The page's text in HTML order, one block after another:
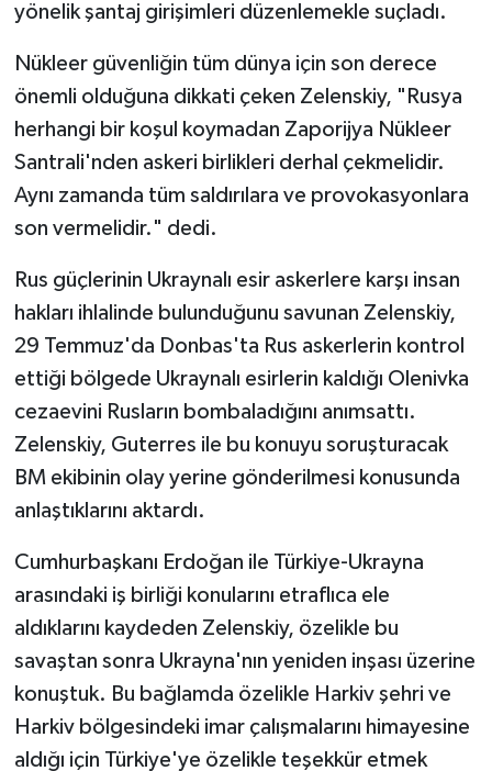
yönelik şantaj girişimleri düzenlemekle suçladı.
Nükleer güvenliğin tüm dünya için son derece
önemli olduğuna dikkati çeken Zelenskiy, "Rusya
herhangi bir koşul koymadan Zaporijya Nükleer
Santrali'nden askeri birlikleri derhal çekmelidir.
Aynı zamanda tüm saldırılara ve provokasyonlara
son vermelidir." dedi.
Rus güçlerinin Ukraynalı esir askerlere karşı insan
hakları ihlalinde bulunduğunu savunan Zelenskiy,
29 Temmuz'da Donbas'ta Rus askerlerin kontrol
ettiği bölgede Ukraynalı esirlerin kaldığı Olenivka
cezaevini Rusların bombaladığını anımsattı.
Zelenskiy, Guterres ile bu konuyu soruşturacak
BM ekibinin olay yerine gönderilmesi konusunda
anlaştıklarını aktardı.
Cumhurbaşkanı Erdoğan ile Türkiye-Ukrayna
arasındaki iş birliği konularını etraflıca ele
aldıklarını kaydeden Zelenskiy, özelikle bu
savaştan sonra Ukrayna'nın yeniden inşası üzerine
konuştuk. Bu bağlamda özelikle Harkiv şehri ve
Harkiv bölgesindeki imar çalışmalarını himayesine
aldığı için Türkiye'ye özelikle teşekkür etmek